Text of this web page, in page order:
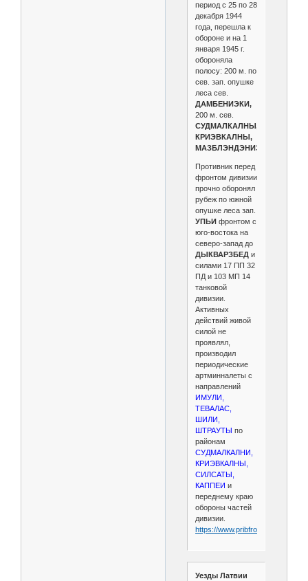
период с 25 по 28
декабря 1944
года, перешла к
обороне и на 1
января 1945 г.
обороняла
полосу: 200 м. по
сев. зап. опушке
леса сев.
ДАМБЕНИЭКИ,
200 м. сев.
СУДМАЛКАЛНЫ,
КРИЭВКАЛНЫ,
МАЗБЛЭНДЭНИЭКИ.
Противник перед
фронтом дивизии
прочно оборонял
рубеж по южной
опушке леса зап.
УПЬИ фронтом с
юго-востока на
северо-запад до
ДЫКВАРЗБЕДи
силами 17 ПП 32
ПД и 103 МП 14
танковой
дивизии.
Активных
действий живой
силой не
проявлял,
производил
периодические
артминналеты с
направлений
ИМУЛИ,
ТЕВАЛАС,
ШИЛИ,
ШТРАУТЫ по
районам
СУДМАЛКАЛНИ,
КРИЭВКАЛНЫ,
СИЛСАТЫ,
КАППЕИ и
переднему краю
обороны частей
дивизии.
https://www.pribfront.ru/4209.html
Уезды Латвии